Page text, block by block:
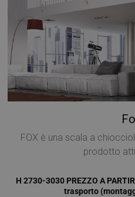
FOX è una scala a
prodotto
H 2730-3030 PREZZO A
trasporto